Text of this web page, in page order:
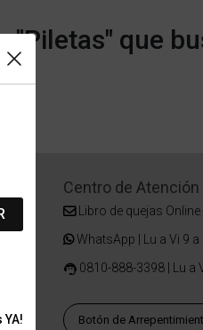
YA!
"Piletas" que
Centro de Atención
Libro de quejas Online
WhatsApp | Lu a Vi 9 a
0810-888-3398 | Lu a
Botón de